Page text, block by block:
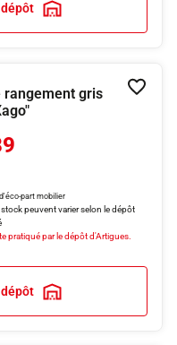
rangement gris
part mobilier
stock peuvent varier selon le dépôt
pratiqué par le dépôt d'Artigues.